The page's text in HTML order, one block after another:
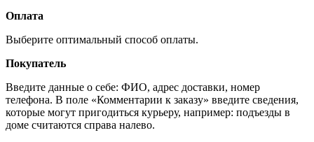
Оплата
Выберите оптимальный способ оплаты.
Покупатель
Введите данные о себе: ФИО, адрес доставки, номер
телефона. В поле «Комментарии к заказу» введите сведения,
которые могут пригодиться курьеру, например: подъезды в
доме считаются справа налево.